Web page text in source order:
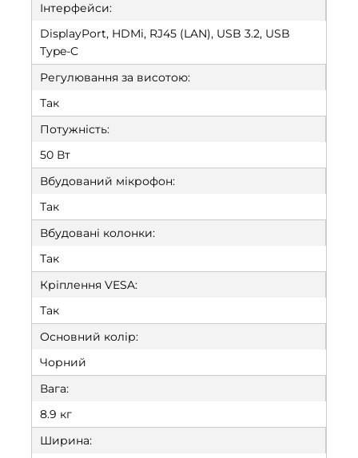
Інтерфейси:
DisplayPort, HDMi, RJ45 (LAN), USB 3.2, USB
Type-C
Регулювання за виcотою:
Так
Потужність:
50 Вт
Вбудований мікрофон:
Так
Вбудовані колонки:
Так
Кріплення VESA:
Так
Основний колір:
Чорний
Вага:
8.9 кг
Ширина: